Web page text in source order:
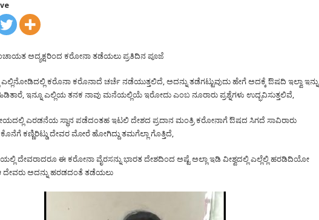
ಅದ್ಯಕ್ಷರಿಂದ ಕರೋನಾ ತಡೆಯಲು ಪ್ರತಿದಿನ ಪೂಜೆ
ಎಲ್ಲಿ‌ನೋಡಿದಲ್ಲಿ ಕರೊನಾ ಕರೊನಾದೆ ಚರ್ಚೆ ನಡೆಯುತ್ತಲಿದೆ, ಅದನ್ನು ತಡೆಗಟ್ಟುವುದು ಹೇಗೆ ಅದಕ್ಕೆ ಔಷದಿ ಇಲ್ವಾ ಇನ್ನು
ಇನ್ನೂ ಎಲ್ಲಿಯ ತನಕ ನಾವು ಮನೆಯಲ್ಲಿಯೆ ಇರೋದು ಎಂಬ ನೂರಾರು ಪ್ರಶ್ನೆಗಳು ಉದ್ಭವಿಸುತ್ತಲಿವೆ,
ಎರಡನೆಯ ಸ್ಥಾನ ಪಡೆದಂತಹ ಇಟಲಿ ದೇಶದ ಪ್ರದಾನ ಮಂತ್ರಿ ಕರೋನಾಗೆ ಔಷದ ಸಿಗದೆ ಸಾವಿರಾರು
ಕಣ್ಣಿರಿಟ್ಡು ದೇವರ ಮೋರೆ ಹೋಗಿದ್ದು ತಮಗೆಲ್ಲಾ ಗೊತ್ತಿದೆ,
ದೇವರಾದರೂ ಈ ಕರೋನಾ ವೈರಸನ್ನು ಭಾರತ ದೇಶದಿಂದ ಅಷ್ಟೆ ಅಲ್ಲಾ ಇಡಿ ವೀಶ್ವದಲ್ಲಿ‌ ಎಲ್ಲೆಲ್ಲಿ ಹರಡಿದಿಯೋ
ಅದನ್ನು ಹರಡದಂತೆ ತಡೆಯಲು